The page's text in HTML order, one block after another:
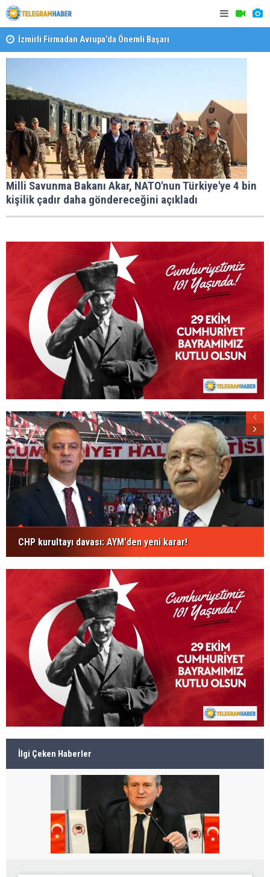
İzmirli Firmadan Avrupa’da Önemli Başarı
Özel Okullarda Alarm Zilleri! "Teşvikler Kalktı, Veli
Milli Savunma Bakanı Akar, NATO'nun Türkiye'ye 4 bin
kişilik çadır daha göndereceğini açıkladı
CHP kurultayı davası: AYM'den yeni karar!
İlgi Çeken Haberler